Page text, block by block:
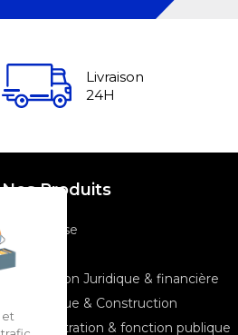
Livraison
24H
Nos Produits
> Entreprise
> Santé
> Profession Juridique & financière
> Logistique & Construction
> Administration & fonction publique